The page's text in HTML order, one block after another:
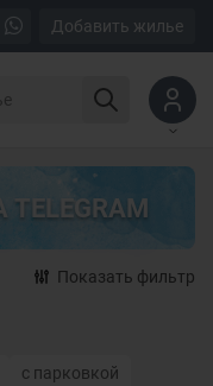
Добавить жилье
Показать фильтр
с парковкой